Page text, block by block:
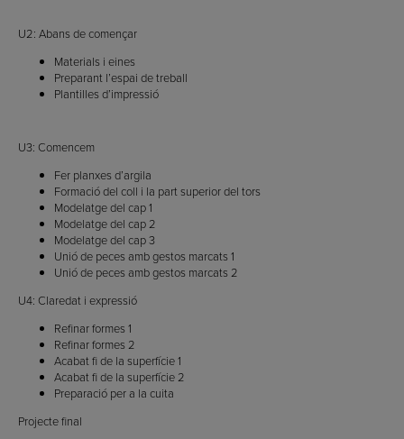
U2: Abans de començar
Materials i eines
Preparant l’espai de treball
Plantilles d’impressió
U3: Comencem
Fer planxes d’argila
Formació del coll i la part superior del tors
Modelatge del cap 1
Modelatge del cap 2
Modelatge del cap 3
Unió de peces amb gestos marcats 1
Unió de peces amb gestos marcats 2
U4: Claredat i expressió
Refinar formes 1
Refinar formes 2
Acabat fi de la superfície 1
Acabat fi de la superfície 2
Preparació per a la cuita
Projecte final